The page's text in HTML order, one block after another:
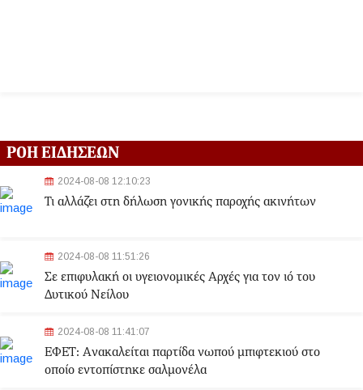
ΡΟΗ ΕΙΔΗΣΕΩΝ
2024-08-08 12:10:23
Τι αλλάζει στη δήλωση γονικής παροχής ακινήτων
2024-08-08 11:51:26
Σε επιφυλακή οι υγειονομικές Αρχές για τον ιό του
Δυτικού Νείλου
2024-08-08 11:41:07
ΕΦΕΤ: Aνακαλείται παρτίδα νωπού μπιφτεκιού στο
οποίο εντοπίστηκε σαλμονέλα